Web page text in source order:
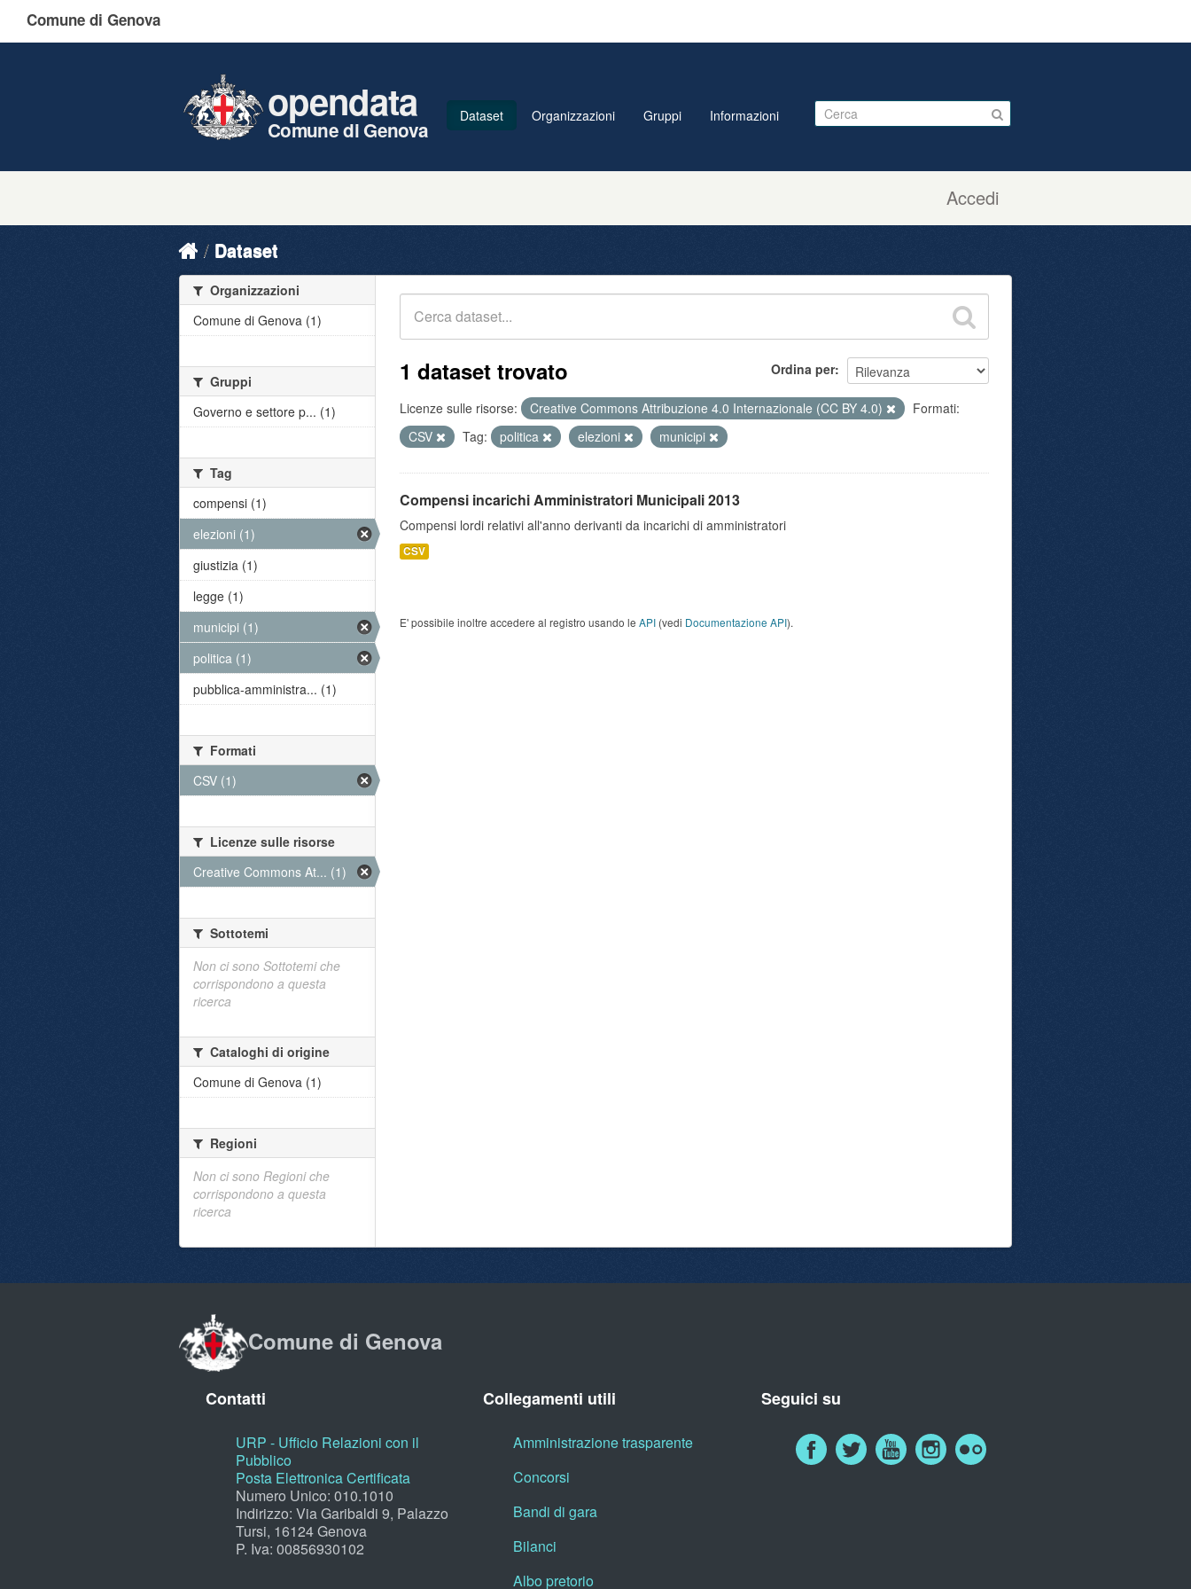
Comune di Genova
Accedi
opendata
Comune di Genova
Dataset Organizzazioni Gruppi Informazioni
Dataset
Ordina per
1 dataset trovato
Licenze sulle risorse: Creative Commons Attribuzione 4.0 Internazionale (CC BY 4.0)
Formati:
CSV
Tag: politica elezioni municipi
Compensi incarichi Amministratori Municipali 2013
Compensi lordi relativi all'anno derivanti da incarichi di amministratori
CSV
E' possibile inoltre accedere al registro usando le API (vedi Documentazione API).
Organizzazioni
Comune di Genova (1)
Gruppi
Governo e settore p... (1)
Tag
compensi (1)
elezioni (1)
giustizia (1)
legge (1)
municipi (1)
politica (1)
pubblica-amministra... (1)
Formati
CSV (1)
Licenze sulle risorse
Creative Commons At... (1)
Sottotemi
Non ci sono Sottotemi che
corrispondono a questa
ricerca
Cataloghi di origine
Comune di Genova (1)
Regioni
Non ci sono Regioni che
corrispondono a questa
ricerca
Comune di Genova
Contatti
URP - Ufficio Relazioni con il
Pubblico
Posta Elettronica Certificata
Numero Unico: 010.1010
Indirizzo: Via Garibaldi 9, Palazzo
Tursi, 16124 Genova
P. Iva: 00856930102
Collegamenti utili
Amministrazione trasparente
Concorsi
Bandi di gara
Bilanci
Albo pretorio
Seguici su